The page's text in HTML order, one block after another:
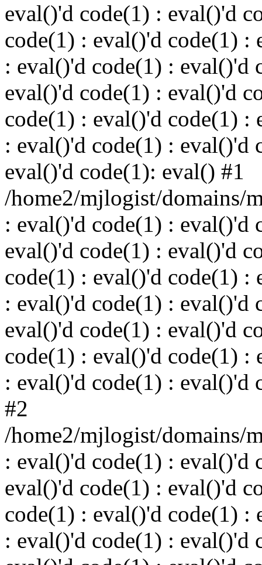
eval()'d code(1) : eval()'d
code(1) : eval()'d code(1) :
: eval()'d code(1) : eval()'d
eval()'d code(1) : eval()'d
code(1) : eval()'d code(1) :
: eval()'d code(1) : eval()'d
eval()'d code(1): eval() #1
/home2/mjlogist/domains/
: eval()'d code(1) : eval()'d
eval()'d code(1) : eval()'d
code(1) : eval()'d code(1) :
: eval()'d code(1) : eval()'d
eval()'d code(1) : eval()'d
code(1) : eval()'d code(1) :
: eval()'d code(1) : eval()'d
#2
/home2/mjlogist/domains/
: eval()'d code(1) : eval()'d
eval()'d code(1) : eval()'d
code(1) : eval()'d code(1) :
: eval()'d code(1) : eval()'d